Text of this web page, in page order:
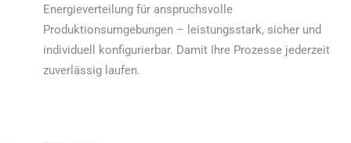
Energieverteilung für anspruchsvolle
Produktionsumgebungen – leistungsstark, sicher und
individuell konfigurierbar. Damit Ihre Prozesse jederzeit
zuverlässig laufen.